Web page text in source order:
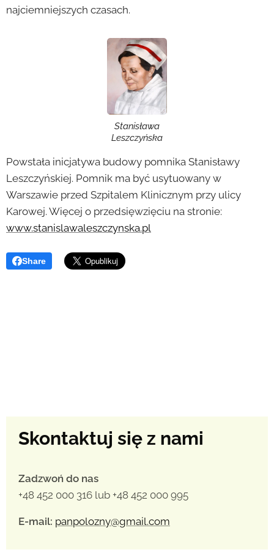
najciemniejszych czasach.
Stanisława
Leszczyńska
Powstała inicjatywa budowy pomnika Stanisławy
Leszczyńskiej. Pomnik ma być usytuowany w
Warszawie przed Szpitalem Klinicznym przy ulicy
Karowej. Więcej o przedsięwzięciu na stronie:
www.stanislawaleszczynska.pl
Share
Skontaktuj się z nami
Zadzwoń do nas
+48 452 000 316 lub +48 452 000 995
E-mail: panpolozny@gmail.com